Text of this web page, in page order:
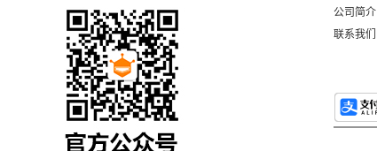
公司简介
联系我们